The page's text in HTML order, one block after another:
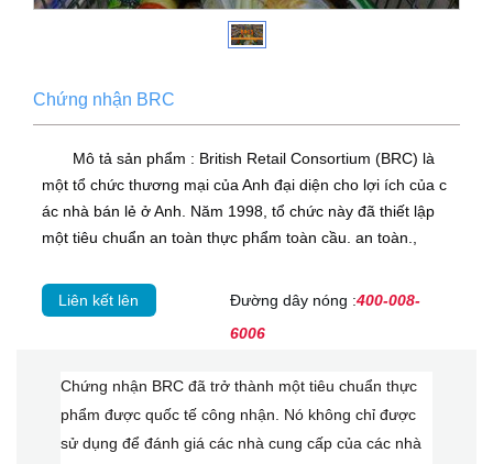
Chứng nhận BRC
Mô tả sản phẩm : British Retail Consortium (BRC) là
một tổ chức thương mại của Anh đại diện cho lợi ích của c
ác nhà bán lẻ ở Anh. Năm 1998, tổ chức này đã thiết lập
một tiêu chuẩn an toàn thực phẩm toàn cầu. an toàn.,
Liên kết lên Đường dây nóng :400-008-
6006
Chứng nhận BRC đã trở thành một tiêu chuẩn thực
phẩm được quốc tế công nhận. Nó không chỉ được
sử dụng để đánh giá các nhà cung cấp của các nhà